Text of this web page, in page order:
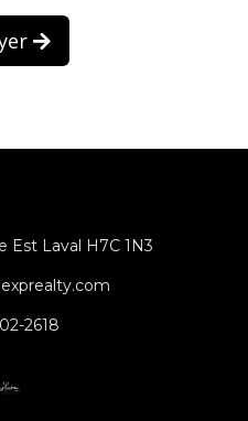
Est Laval H7C 1N3
2618